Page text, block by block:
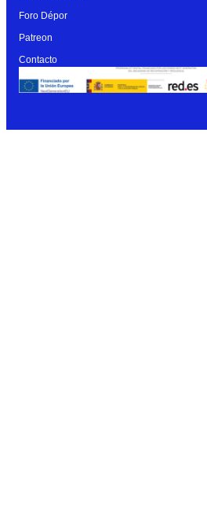
Foro Dépor
Patreon
Contacto